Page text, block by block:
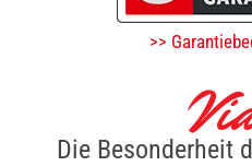
>>
Die Besonderheit